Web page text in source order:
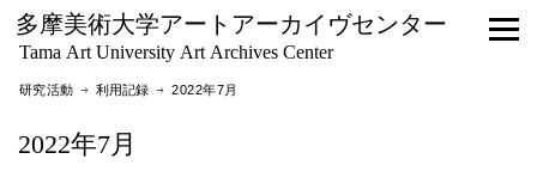
多摩美術大学アートアーカイヴセンター
Tama Art University Art Archives Center
研究活動 →利用記録 → 2022年7月
2022年7月